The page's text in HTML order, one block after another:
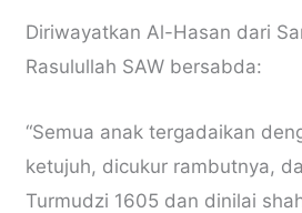
Diriwayatkan Al-Hasan dari
Rasulullah SAW bersabda:
“Semua anak tergadaikan
ketujuh, dicukur rambutnya,
Turmudzi 1605 dan dinilai